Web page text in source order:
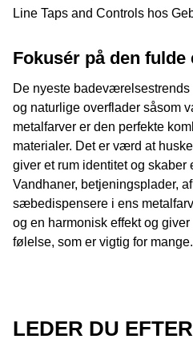
Line Taps and Controls hos
Fokusér på den fulde
De nyeste
og naturlige overflader såsom
metalfarver er den perfekte
materialer. Det er værd at
giver et rum identitet og skaber
Vandhaner, betjeningsplader,
sæbedispensere i ens
og en harmonisk effekt og
følelse, som er vigtig for mange.
LEDER DU